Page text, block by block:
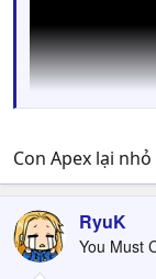
Con Apex lại
RyuK
You Must